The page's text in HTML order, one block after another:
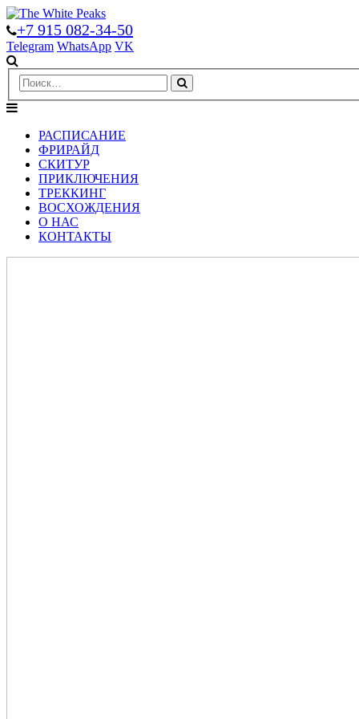
+7 915 082-34-50
Telegram WhatsApp VK
РАСПИСАНИЕ
ФРИРАЙД
СКИТУР
ПРИКЛЮЧЕНИЯ
ТРЕККИНГ
ВОСХОЖДЕНИЯ
О НАС
КОНТАКТЫ